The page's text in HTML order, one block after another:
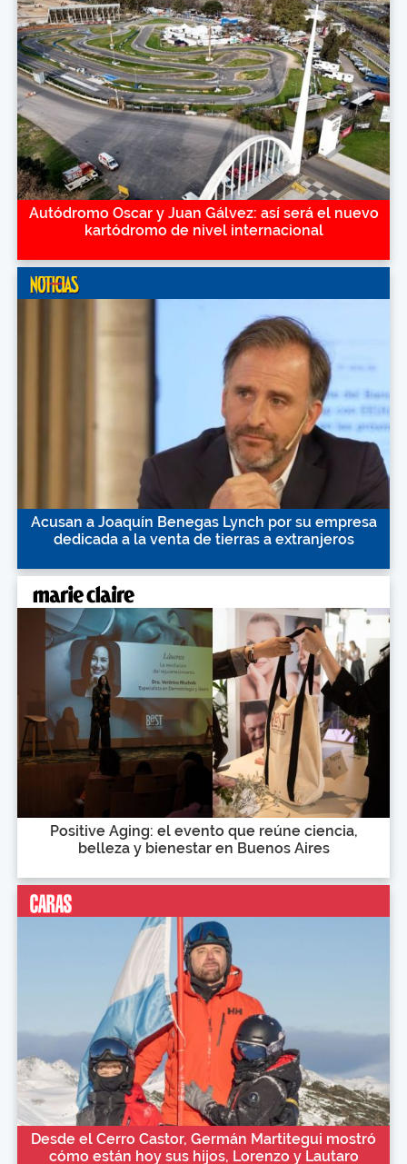
Autódromo Oscar y Juan Gálvez: así será el nuevo
kartódromo de nivel internacional
Acusan a Joaquín Benegas Lynch por su empresa
dedicada a la venta de tierras a extranjeros
Positive Aging: el evento que reúne ciencia,
belleza y bienestar en Buenos Aires
Desde el Cerro Castor, Germán Martitegui mostró
cómo están hoy sus hijos, Lorenzo y Lautaro